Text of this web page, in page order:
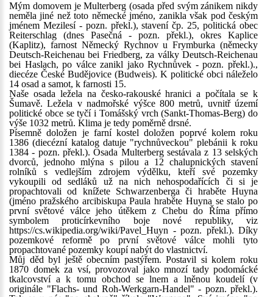
Mým domovem je Multerberg (osada před svým zánikem nikdy
neměla jiné než toto německé jméno, zanikla však pod českým
jménem Mezilesí - pozn. překl.), stavení čp. 25, politická obec
Reiterschlag (dnes Pasečná - pozn. překl.), okres Kaplice
(Kaplitz), farnost Německý Rychnov u Frymburka (německy
Deutsch-Reichenau bei Friedberg, za války Deutsch-Reichenau
bei Haslach, po válce zanikl jako Rychnůvek - pozn. překl.).,
diecéze České Budějovice (Budweis). K politické obci náleželo
14 osad a samot, k farnosti 15.
Naše osada ležela na česko-rakouské hranici a počítala se k
Šumavě. Ležela v nadmořské výšce 800 metrů, uvnitř území
politické obce se tyčí i Tomášský vrch (Sankt-Thomas-Berg) do
výše 1032 metrů. Klima je tedy poměrně drsné.
Písemně doložen je farní kostel doložen poprvé kolem roku
1386 (diecézní katalog datuje "rychnůveckou" plebánii k roku
1384 - pozn. překl.). Osada Multerberg sestávala z 13 selských
dvorců, jednoho mlýna s pilou a 12 chalupnických stavení
rolníků s vedlejším zdrojem výdělku, kteří své pozemky
vykoupili od sedláků už na nich nehospodařících či si je
propachtovali od knížete Schwarzenberga či hraběte Huyna
(jméno pražského arcibiskupa Paula hraběte Huyna se stalo po
první světové válce jeho útěkem z Chebu do Říma přímo
symbolem proticírkevního boje nové republiky, viz
https://cs.wikipedia.org/wiki/Pavel_Huyn - pozn. překl.). Díky
pozemkové reformě po první světové válce mohli tyto
propachtované pozemky koupí nabýt do vlastnictví.
Můj děd byl ještě obecním pastýřem. Postavil si kolem roku
1870 domek za vsí, provozoval jako mnozí tady podomácké
tkalcovství a k tomu obchod se lnem a lněnou koudelí (v
originále "Flachs- und Roh-Werkgarn-Handel" - pozn. překl.).